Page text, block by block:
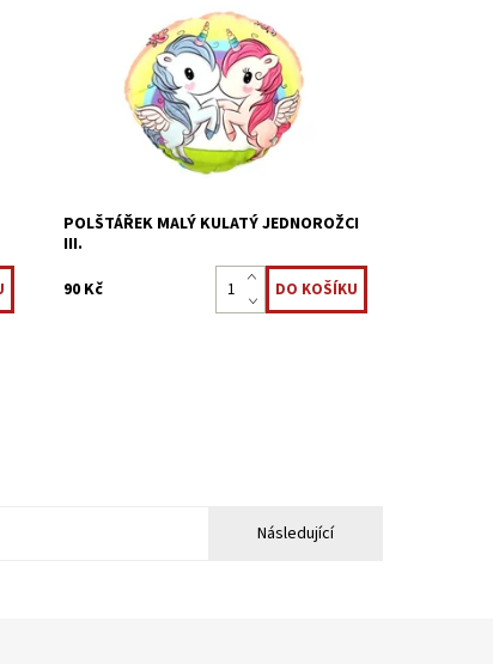
Malý kulatý polštářek oblíbeného
pohádkového jednorožce bude dělat
vašemu děťátku milou společnost
v pokojíčku, v postýlce, i na cestách.
Dostupnost:
Skladem 5 ks
22323849
POLŠTÁŘEK MALÝ KULATÝ JEDNOROŽCI
III.
90 Kč
Následující